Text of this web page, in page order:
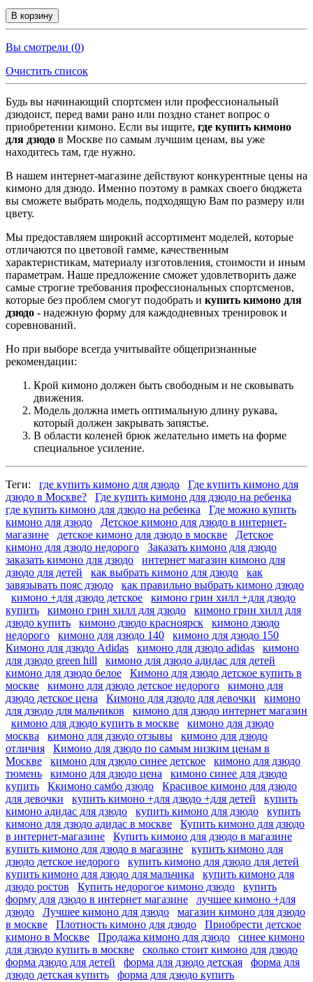
В корзину
Вы смотрели (0)
Очистить список
Будь вы начинающий спортсмен или профессиональный
дзюдоист, перед вами рано или поздно станет вопрос о
приобретении кимоно. Если вы ищите, где купить кимоно
для дзюдо в Москве по самым лучшим ценам, вы уже
находитесь там, где нужно.
В нашем интернет-магазине действуют конкурентные цены на
кимоно для дзюдо. Именно поэтому в рамках своего бюджета
вы сможете выбрать модель, подходящую Вам по размеру или
цвету.
Мы предоставляем широкий ассортимент моделей, которые
отличаются по цветовой гамме, качественным
характеристикам, материалу изготовления, стоимости и иным
параметрам. Наше предложение сможет удовлетворить даже
самые строгие требования профессиональных спортсменов,
которые без проблем смогут подобрать и купить кимоно для
дзюдо - надежную форму для каждодневных тренировок и
соревнований.
Но при выборе всегда учитывайте общепризнанные
рекомендации:
Крой кимоно должен быть свободным и не сковывать
движения.
Модель должна иметь оптимальную длину рукава,
который должен закрывать запястье.
В области коленей брюк желательно иметь на форме
специальное усиление.
Теги: где купить кимоно для дзюдо
Где купить кимоно для
дзюдо в Москве?
Где купить кимоно для дзюдо на ребенка
где купить кимоно для дзюдо на ребенка
Где можно купить
кимоно для дзюдо
Детское кимоно для дзюдо в интернет-
магазине
детское кимоно для дзюдо в москве
Детское
кимоно для дзюдо недорого
Заказать кимоно для дзюдо
заказать кимоно для дзюдо
интернет магазин кимоно для
дзюдо для детей
как выбрать кимоно для дзюдо
как
завязывать пояс дзюдо
как правильно выбрать кимоно дзюдо
кимоно +для дзюдо детское
кимоно грин хилл +для дзюдо
купить
кимоно грин хилл для дзюдо
кимоно грин хилл для
дзюдо купить
кимоно дзюдо красноярск
кимоно дзюдо
недорого
кимоно для дзюдо 140
кимоно для дзюдо 150
Кимоно для дзюдо Adidas
кимоно для дзюдо adidas
кимоно
для дзюдо green hill
кимоно для дзюдо адидас для детей
кимоно для дзюдо белое
Кимоно для дзюдо детское купить в
москве
кимоно для дзюдо детское недорого
кимоно для
дзюдо детское цена
Кимоно для дзюдо для девочки
кимоно
для дзюдо для мальчиков
кимоно для дзюдо интернет магазин
кимоно для дзюдо купить в москве
кимоно для дзюдо
москва
кимоно для дзюдо отзывы
кимоно для дзюдо
отличия
Кимоно для дзюдо по самым низким ценам в
Москве
кимоно для дзюдо синее детское
кимоно для дзюдо
тюмень
кимоно для дзюдо цена
кимоно синее для дзюдо
купить
Ккимоно самбо дзюдо
Красивое кимоно для дзюдо
для девочки
купить кимоно +для дзюдо +для детей
купить
кимоно адидас для дзюдо
купить кимоно для дзюдо
купить
кимоно для дзюдо адидас в москве
Купить кимоно для дзюдо
в интернет-магазине
Купить кимоно для дзюдо в магазине
купить кимоно для дзюдо в магазине
купить кимоно для
дзюдо детское недорого
купить кимоно для дзюдо для детей
купить кимоно для дзюдо для мальчика
купить кимоно для
дзюдо ростов
Купить недорогое кимоно дзюдо
купить
форму для дзюдо в интернет магазине
лучшее кимоно +для
дзюдо
Лучшее кимоно для дзюдо
магазин кимоно для дзюдо
в москве
Плотность кимоно для дзюдо
Приобрести детское
кимоно в Москве
Продажа кимоно для дзюдо
синее кимоно
для дзюдо купить в москве
сколько стоит кимоно для дзюдо
форма дзюдо для детей
форма для дзюдо детская
форма для
дзюдо детская купить
форма для дзюдо купить